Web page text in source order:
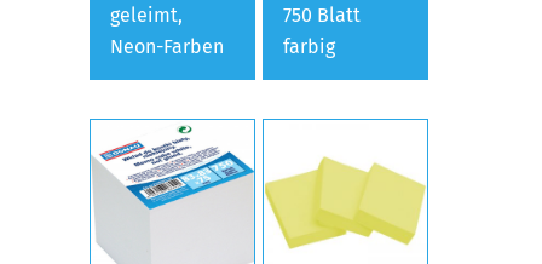
geleimt,
Neon-Farben
750 Blatt
farbig